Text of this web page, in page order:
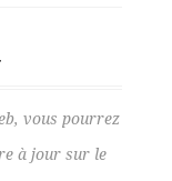
vous pourrez
à jour sur le